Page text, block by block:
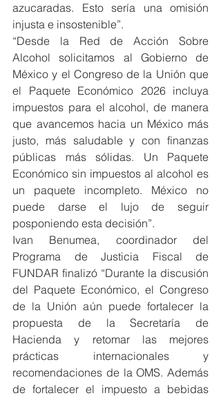
azucaradas. Esto sería una omisión
injusta e insostenible”.
“Desde la Red de Acción Sobre
Alcohol solicitamos al Gobierno de
México y el Congreso de la Unión que
el Paquete Económico 2026 incluya
impuestos para el alcohol, de manera
que avancemos hacia un México más
justo, más saludable y con finanzas
públicas más sólidas. Un Paquete
Económico sin impuestos al alcohol es
un paquete incompleto. México no
puede darse el lujo de seguir
posponiendo esta decisión”.
Ivan Benumea, coordinador del
Programa de Justicia Fiscal de
FUNDAR finalizó “Durante la discusión
del Paquete Económico, el Congreso
de la Unión aún puede fortalecer la
propuesta de la Secretaría de
Hacienda y retomar las mejores
prácticas internacionales y
recomendaciones de la OMS. Además
de fortalecer el impuesto a bebidas